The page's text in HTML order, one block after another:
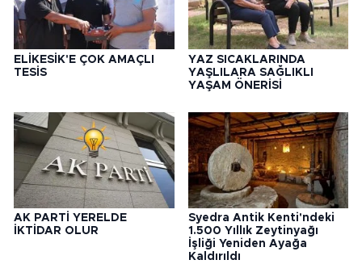
ELİKESİK'E ÇOK AMAÇLI
TESİS
YAZ SICAKLARINDA
YAŞLILARA SAĞLIKLI
YAŞAM ÖNERİSİ
AK PARTİ YERELDE
İKTİDAR OLUR
Syedra Antik Kenti'ndeki
1.500 Yıllık Zeytinyağı
İşliği Yeniden Ayağa
Kaldırıldı